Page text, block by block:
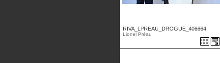
RIVA_LPREAU_DROGUE_406664
Lionel Préau